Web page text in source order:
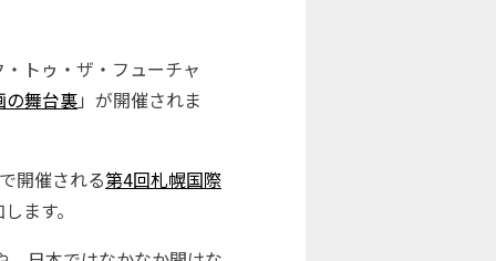
トゥ・ザ・フューチャ
の舞台裏」が開催されま
開催される第4回札幌国際
ます。